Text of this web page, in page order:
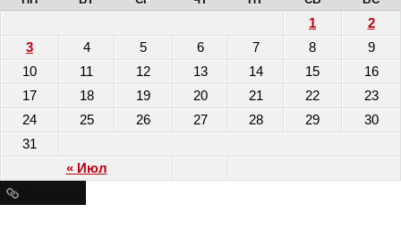
« Июл
1
2
3
4 5 6 7 8
9
10
11 12 13 14 15
16
17
18 19 20 21 22
23
24
25 26 27 28 29
30
31